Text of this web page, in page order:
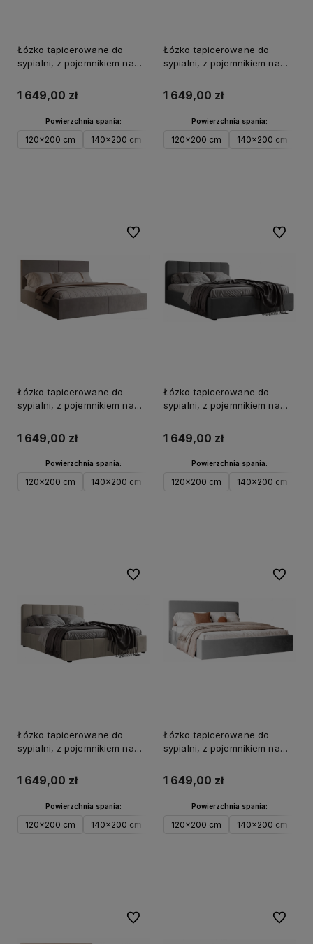
Łózko tapicerowane do
sypialni, z pojemnikiem na
1 649,00 zł
Powierzchnia spania:
120x200 cm 140x200 cm 160x200 cm 180x200 cm
Łózko tapicerowane do
sypialni, z pojemnikiem na
1 649,00 zł
Powierzchnia spania:
120x200 cm 140x200 cm
Łózko tapicerowane do
sypialni, z pojemnikiem na
1 649,00 zł
Powierzchnia spania:
120x200 cm 140x200 cm 160x200 cm 180x200 cm
Do ulubionych
Łózko tapicerowane do
sypialni, z pojemnikiem na
1 649,00 zł
Powierzchnia spania:
120x200 cm 140x200 cm
Do
Łózko tapicerowane do
sypialni, z pojemnikiem na
1 649,00 zł
Powierzchnia spania:
120x200 cm 140x200 cm 160x200 cm 180x200 cm
Do ulubionych
Łózko tapicerowane do
sypialni, z pojemnikiem na
1 649,00 zł
Powierzchnia spania:
120x200 cm 140x200 cm
Do
Do ulubionych Do